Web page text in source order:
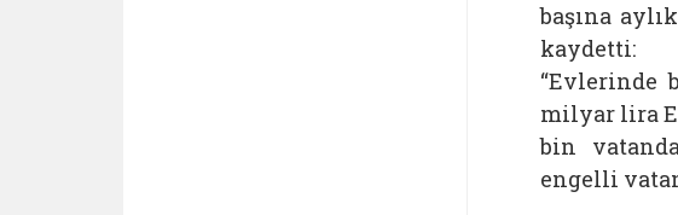
başına
kaydetti:
“Evlerinde
milyar lira
bin
engelli